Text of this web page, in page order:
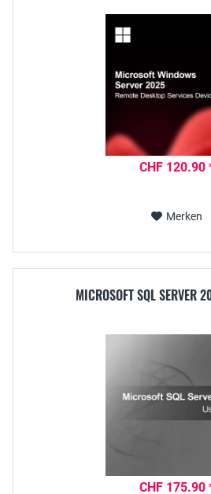
CHF 120.90
Merken
MICROSOFT SQL SERVER
CHF 175.90